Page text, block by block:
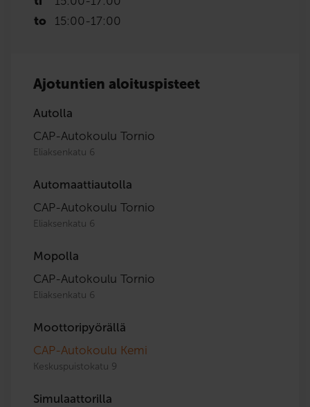
to
15:00 -17:00
Ajotuntien aloituspisteet
Autolla
CAP-Autokoulu Tornio
Eliaksenkatu 6
Automaattiautolla
CAP-Autokoulu Tornio
Eliaksenkatu 6
Mopolla
CAP-Autokoulu Tornio
Eliaksenkatu 6
Moottoripyörällä
CAP-Autokoulu Kemi
Keskuspuistokatu 9
Simulaattorilla